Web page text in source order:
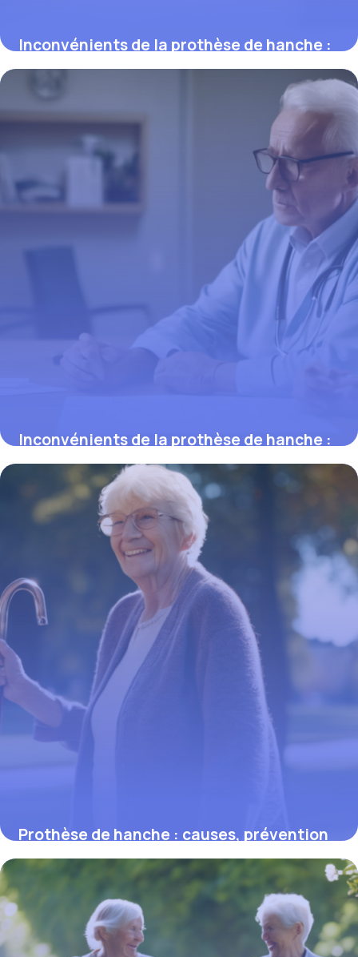
Inconvénients de la prothèse de hanche :
limites et risques à connaître
12 mars 2026
Inconvénients de la prothèse de hanche :
ce que vous devez savoir
9 mars 2026
Prothèse de hanche : causes, prévention
et traitements efficaces